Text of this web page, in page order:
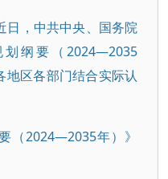
日，中共中央、国务院
纲要（2024—2035
区各部门结合实际认
（2024—2035年）》